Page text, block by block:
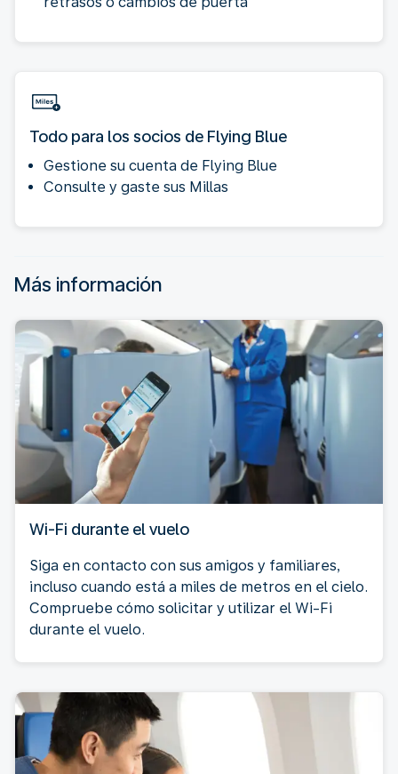
Todo para los socios de Flying Blue
Gestione su cuenta de Flying Blue
Consulte y gaste sus Millas
Más información
Wi-Fi durante el vuelo
Siga en contacto con sus amigos y familiares,
incluso cuando está a miles de metros en el cielo.
Compruebe cómo solicitar y utilizar el Wi-Fi
durante el vuelo.